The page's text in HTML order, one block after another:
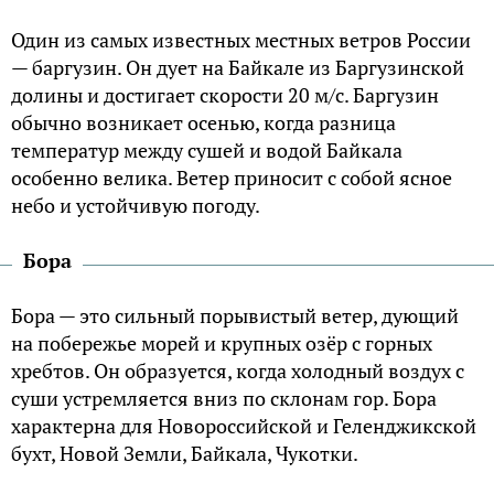
Один из самых известных местных ветров России
— баргузин. Он дует на Байкале из Баргузинской
долины и достигает скорости 20 м/с. Баргузин
обычно возникает осенью, когда разница
температур между сушей и водой Байкала
особенно велика. Ветер приносит с собой ясное
небо и устойчивую погоду.
Бора
Бора — это сильный порывистый ветер, дующий
на побережье морей и крупных озёр с горных
хребтов. Он образуется, когда холодный воздух с
суши устремляется вниз по склонам гор. Бора
характерна для Новороссийской и Геленджикской
бухт, Новой Земли, Байкала, Чукотки.